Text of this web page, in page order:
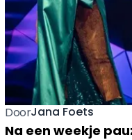
DoorJana Foets
Na een weekje